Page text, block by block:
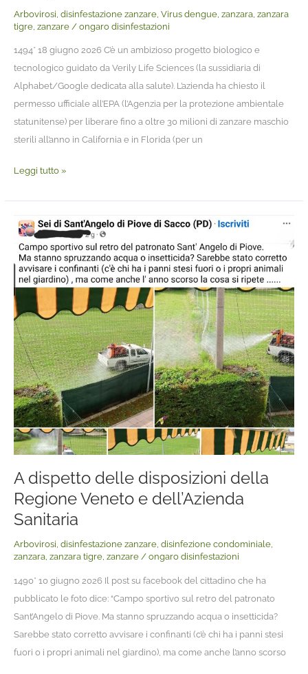
Arbovirosi disinfestazione zanzare, Virus dengue, zanzara, zanzara
tigre, zanzare/ ongaro disinfestazioni
1494* 18 giugno 2026 C’è un ambizioso progetto biologico e
tecnologico guidato da Verily Life Sciences (la sussidiaria di
Alphabet/Google dedicata alla salute). L’azienda ha chiesto il
permesso ufficiale all’EPA (l’Agenzia per la protezione ambientale
statunitense) per liberare fino a oltre 30 milioni di zanzare maschio
sterili all’anno in California e in Florida (per un
Leggi tutto »
A dispetto delle disposizioni della
Regione Veneto e dell’Azienda
Sanitaria
Arbovirosi disinfestazione zanzare, disinfezione condominiale,
zanzara, zanzara tigre, zanzare/ ongaro disinfestazioni
1490* 10 giugno 2026 Il post su facebook del cittadino che ha
pubblicato le foto dice: “Campo sportivo sul retro del patronato
Sant’Angelo di Piove. Ma stanno spruzzando acqua o insetticida?
Sarebbe stato corretto avvisare i confinanti (c’è chi ha i panni stesi
fuori o i propri animali nel giardino), ma come anche l’anno scorso
A
dispetto
delle
disposizioni
della
Regione
Veneto
e
dell’Azienda
Sanitaria